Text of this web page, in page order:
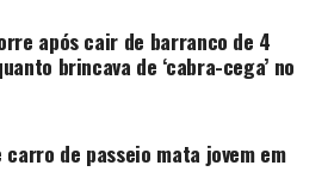
após cair de barranco de 4
brincava de ‘cabra-cega’ no
de passeio mata jovem em